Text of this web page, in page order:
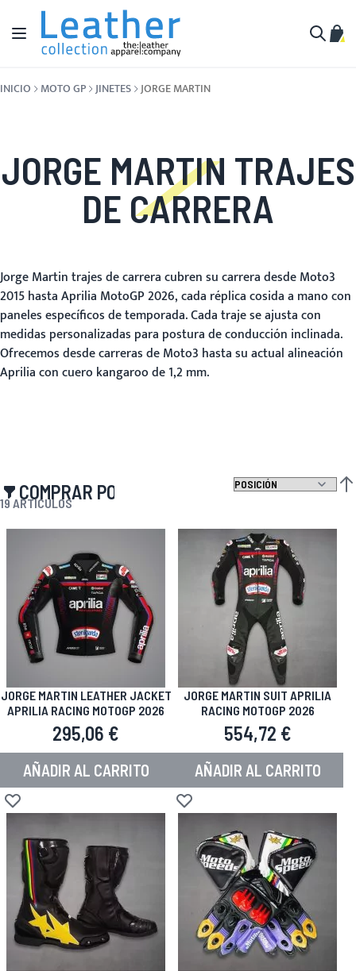
Ir al contenido
Toggle Nav
Mi
INICIO MOTO GP JINETES JORGE MARTIN
JORGE MARTIN TRAJES
DE CARRERA
Jorge Martin trajes de carrera cubren su carrera desde Moto3
2015 hasta Aprilia MotoGP 2026, cada réplica cosida a mano con
paneles específicos de temporada. Cada traje se ajusta con
medidas personalizadas para postura de conducción inclinada.
Ofrecemos desde carreras de Moto3 hasta su actual alineación
Aprilia con cuero kangaroo de 1,2 mm.
COMPRAR POR
19ARTÍCULOS
JORGE MARTIN LEATHER JACKET
APRILIA RACING MOTOGP 2026
295,06 €
AÑADIR AL CARRITO
Añadir a la Lista de Deseos
JORGE MARTIN SUIT APRILIA
RACING MOTOGP 2026
554,72 €
AÑADIR AL CARRITO
Añadir a la Lista de Deseos